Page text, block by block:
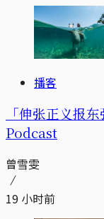
播客
「伸张正义报
Podcast
曾雪雯
19 小时前